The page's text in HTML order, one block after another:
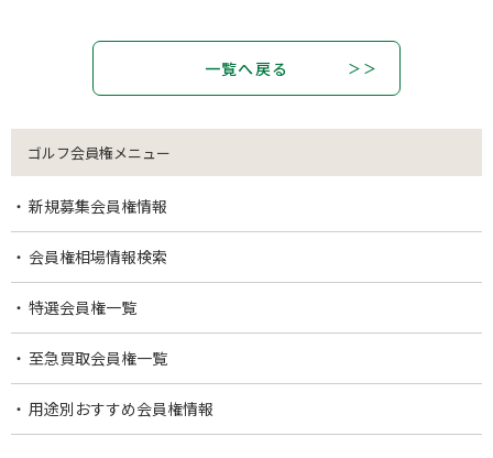
一覧へ戻る
ゴルフ会員権メニュー
新規募集会員権情報
会員権相場情報検索
特選会員権一覧
至急買取会員権一覧
用途別おすすめ会員権情報